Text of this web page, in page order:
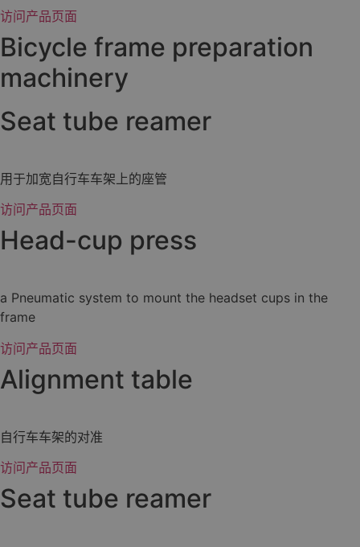
访问产品页面
Bicycle frame preparation
machinery
Seat tube reamer
用于加宽自行车车架上的座管
访问产品页面
Head-cup press
a Pneumatic system to mount the headset cups in the
frame
访问产品页面
Alignment table
自行车车架的对准
访问产品页面
Seat tube reamer